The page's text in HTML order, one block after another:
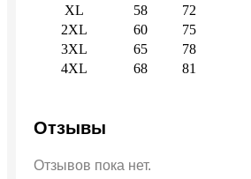
XL
58
72
2XL
60
75
3XL
65
78
4XL
68 81
Отзывы
Отзывов пока нет.